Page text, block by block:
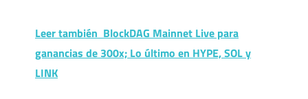
Leer también BlockDAG Mainnet Live para
ganancias de 300x; Lo último en HYPE, SOL y
LINK